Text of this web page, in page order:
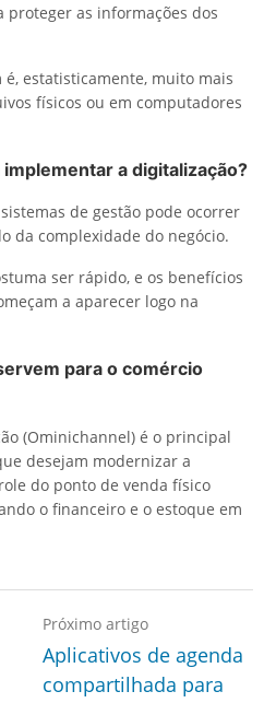
proteger as informações dos
estatisticamente, muito mais
físicos ou em computadores
a digitalização?
de gestão pode ocorrer
da complexidade do negócio.
ser rápido, e os benefícios
a aparecer logo na
para o comércio
(Ominichannel) é o principal
desejam modernizar a
do ponto de venda físico
o financeiro e o estoque em
Próximo artigo
Aplicativos de agenda
compartilhada para